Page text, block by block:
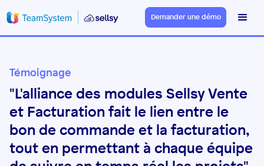
Demander une démo
Témoignage
"L'alliance des modules Sellsy Vente
et Facturation fait le lien entre le
bon de commande et la facturation,
tout en permettant à chaque équipe